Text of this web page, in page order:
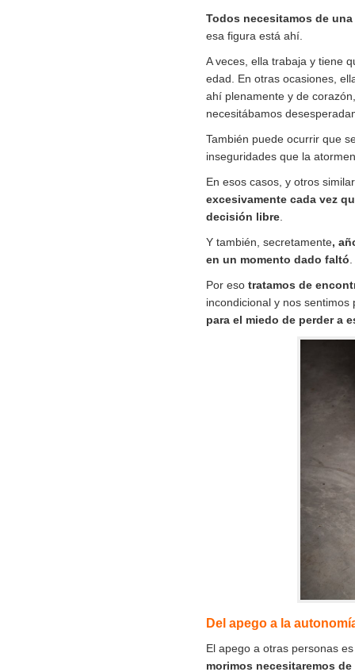
Todos necesitamos de
esa figura está ahí.
A veces, ella trabaja y tiene
edad. En otras ocasiones,
ahí plenamente y de
necesitábamos
También puede ocurrir que
inseguridades que la
En esos casos, y otros
excesivamente cada vez
decisión libre
Y también, secretamente,
en un momento dado faltó
Por eso tratamos de
incondicional y nos
para el miedo de perder a
Del apego a la
El apego a otras personas
morimos necesitaremos